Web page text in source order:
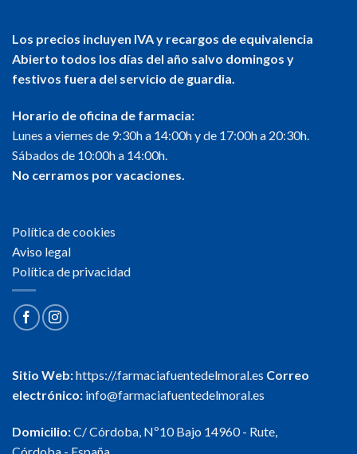
Los precios incluyen IVA y recargos de equivalencia
Abierto todos los días del año salvo domingos y
festivos fuera del servicio de guardia.
Horario de oficina de farmacia:
Lunes a viernes de 9:30h a 14:00h y de 17:00h a 20:30h.
Sábados de 10:00h a 14:00h.
No cerramos por vacaciones.
Política de cookies
Aviso legal
Política de privacidad
Sitio Web:https://.farmaciafuentedelmoral.es Correo
electrónico: info@farmaciafuentedelmoral.es
Domicilio:C/ Córdoba, Nº10 Bajo 14960 - Rute,